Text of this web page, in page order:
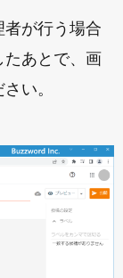
が行う場合
たあとで、画
い。